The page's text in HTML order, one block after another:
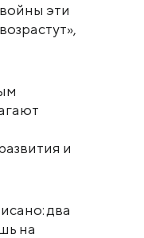
эти
и
два
на